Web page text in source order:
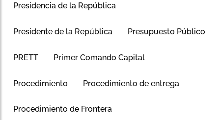
Presidencia de la República
Presidente de la República Presupuesto Público
PRETT Primer Comando Capital
Procedimiento Procedimiento de entrega
Procedimiento de Frontera